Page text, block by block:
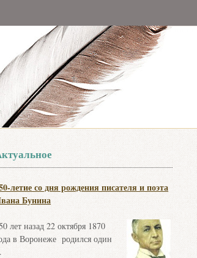
летие со дня рождения писателя и поэта
Бунина
лет назад 22 октября 1870
в Воронеже родился один